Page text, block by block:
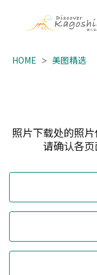
HOME 美图精选
照片下载处的照
请确认各页